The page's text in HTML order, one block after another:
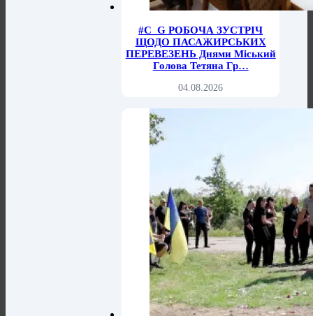
#C_G РОБОЧА ЗУСТРІЧ
ЩОДО ПАСАЖИРСЬКИХ
ПЕРЕВЕЗЕНЬ Днями Міський
Голова Тетяна Гр…
04.08.2026